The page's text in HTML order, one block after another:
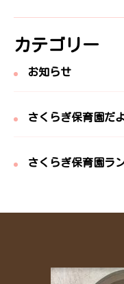
カテゴリー
お知らせ
さくらぎ保育園だ
さくらぎ保育園ラ